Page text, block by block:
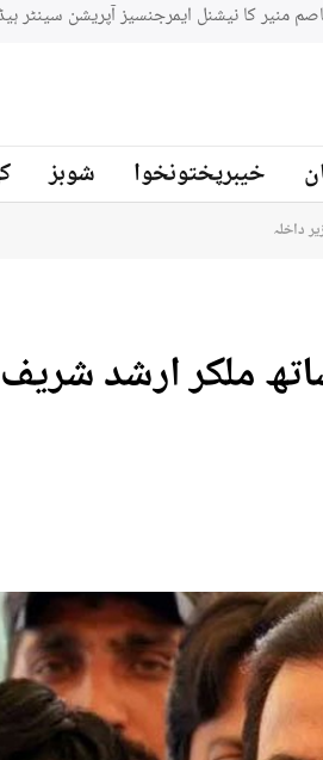
افريقه کے سابق کرکټر مائیکل سمتھ
خیبرپختونخوا شوبز
داخلہ
ملکر ارشد